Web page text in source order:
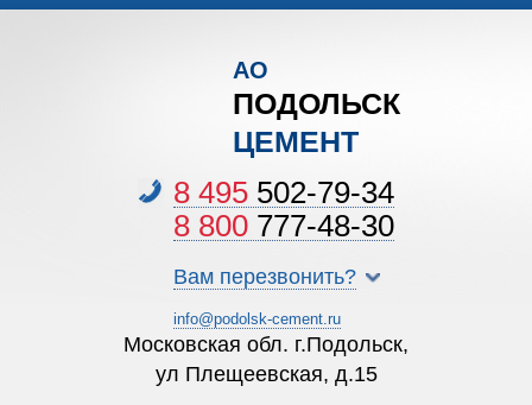
АО
ПОДОЛЬСК
ЦЕМЕНТ
8 495 502-79-34
8 800 777-48-30
Вам перезвонить?
info@podolsk-cement.ru
Московская обл. г.Подольск,
ул Плещеевская, д.15